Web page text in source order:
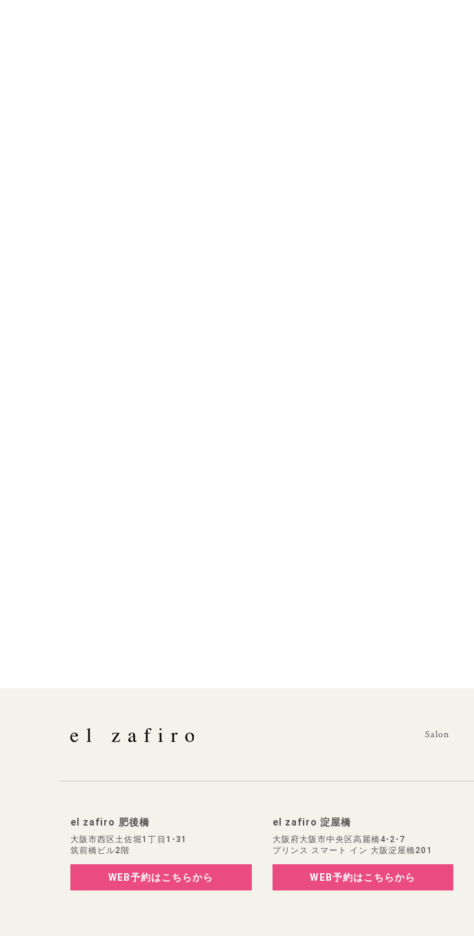
Salon
el zafiro 肥後橋
大阪市西区土佐堀1丁目1-31
筑前橋ビル2階
WEB予約はこちらから
el zafiro 淀屋橋
大阪府大阪市中央区高麗橋4-2-7
プリンス スマート イン 大阪淀屋橋201
WEB予約はこちらから